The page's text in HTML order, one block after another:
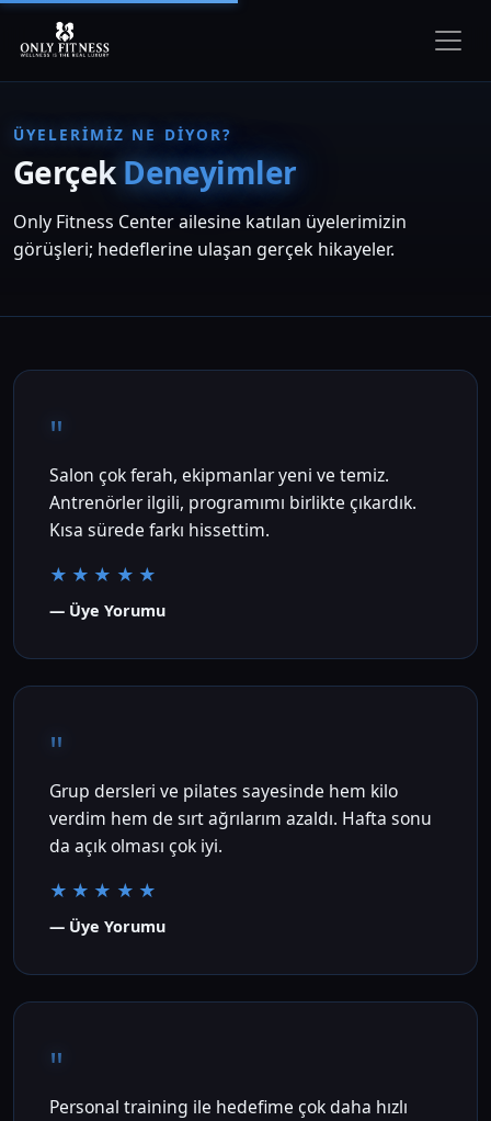
ÜYELERIMIZ NE DIYOR?
Gerçek Deneyimler
Only Fitness Center ailesine katılan üyelerimizin
görüşleri; hedeflerine ulaşan gerçek hikayeler.
"
Salon çok ferah, ekipmanlar yeni ve temiz.
Antrenörler ilgili, programımı birlikte çıkardık.
Kısa sürede farkı hissettim.
★★★★★
— Üye Yorumu
"
Grup dersleri ve pilates sayesinde hem kilo
verdim hem de sırt ağrılarım azaldı. Hafta sonu
da açık olması çok iyi.
★★★★★
— Üye Yorumu
"
Personal training ile hedefime çok daha hızlı